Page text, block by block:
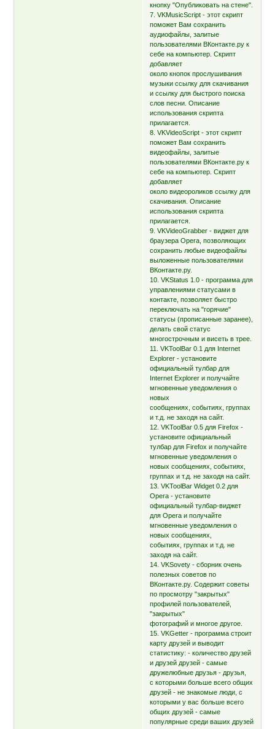
кнопку "Опубликовать на стене".
7. VKMusicScript - этот скрипт
поможет Вам сохранить
аудиофайлы, залитые
пользователями ВКонтакте.ру к
себе на компьютер. Скрипт
добавляет
около кнопок прослушивания
музыки ссылку для скачивания
и ссылку для быстрого поиска
слов песни. Описание
использования скрипта
прилагается.
8. VKVideoScript - этот скрипт
поможет Вам сохранить
видеофайлы, залитые
пользователями ВКонтакте.ру к
себе на компьютер. Скрипт
добавляет
около видеороликов ссылку для
скачивания. Описание
использования скрипта
прилагается.
9. VKVideoGrabber - виджет для
браузера Opera, позволяющих
сохранить любые видеофайлы
выложенные пользователями
ВКонтакте.ру.
10. VKStatus 1.0 - программа для
управлениями статусами в
контакте, позволяет быстро
переключать на "горячие"
статусы (прописанные заранее),
делать свой статус
многострочным и висеть в трее.
11. VKToolBar 0.1 для Internet
Explorer - установите
официальный тулбар для
Internet Explorer и получайте
мгновенные уведомления о
новых
сообщениях, событиях, группах
и т.д. не заходя на сайт.
12. VKToolBar 0.5 для Firefox -
установите официальный
тулбар для Firefox и получайте
мгновенные уведомления о
новых сообщениях, событиях,
группах и т.д. не заходя на сайт.
13. VKToolBar Widget 0.2 для
Opera - установите
официальный тулбар-виджет
для Opera и получайте
мгновенные уведомления о
новых сообщениях,
событиях, группах и т.д. не
заходя на сайт.
14. VKSovety - сборник очень
полезных советов по
ВКонтакте.ру. Содержит советы
по просмотру "закрытых"
профилей пользователей,
"закрытых"
фотографий и многое другое.
15. VKGetter - программа строит
карту друзей и выводит
статистику: - количество друзей
и друзей друзей - самые
дружелюбные друзья - друзья,
с которыми больше всего общих
друзей - не знакомые люди, с
которыми у вас больше всего
общих друзей - самые
популярные среди ваших друзей